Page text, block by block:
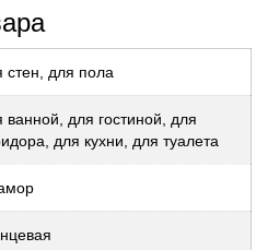
стен, для пола
ванной, для гостиной, для
для кухни, для туалета